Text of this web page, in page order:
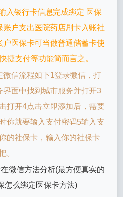
入银行卡信息完成绑定 医保
账户支出医院药店刷卡入账社
户医保卡可当做普通储蓄卡使
捷支付等功能简而言之。
微信流程如下1登录微信，打
界面中找到城市服务并打开3
打开4点击立即添加后，需要
你就要输入支付密码5输入支
的社保卡，输入你的社保卡
。